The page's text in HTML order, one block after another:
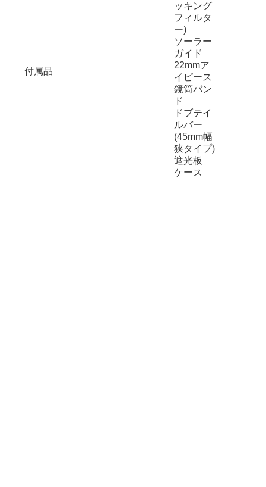
付属品
ッキング
フィルタ
ー)
ソーラー
ガイド
22mmア
イピース
鏡筒バン
ド
ドブテイ
ルバー
(45mm幅
狭タイプ)
遮光板
ケース